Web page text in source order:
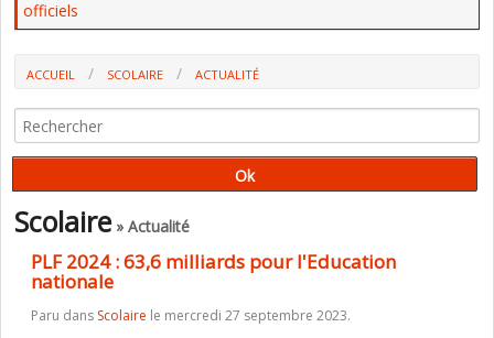
officiels
ACCUEIL SCOLAIRE
ACTUALITÉ
Scolaire» Actualité
PLF 2024 : 63,6 milliards pour l'Education
nationale
Paru dans Scolaire le mercredi 27 septembre 2023.